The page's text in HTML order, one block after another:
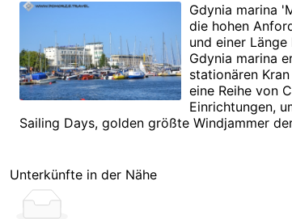
Gdynia marina
die hohen
und einer
Gdynia marina
stationären
eine Reihe von
Einrichtungen,
Sailing Days, golden größte Windjammer
Unterkünfte in der Nähe